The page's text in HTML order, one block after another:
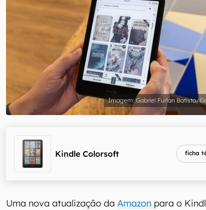
Confirmo que li, aceito e concordo com os Termos de
Gabriel Furlan Batista/
Kindle Colorsoft ficha
Uma nova atualização daAmazon para o